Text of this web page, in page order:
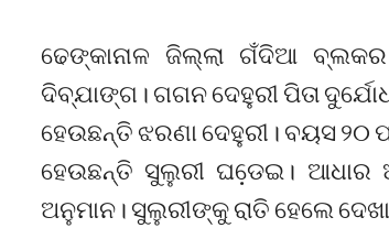
ଢେଙ୍କାନାଳ ଜିଲ୍ଲା ଗଁଦିଆ
ଦିବ୍ଯାଙ୍ଗ। ଗଗନ ଦେହୁରୀ ପିତା
ହେଉଛନ୍ତି ଝରଣା ଦେହୁରୀ। ବୟସ
ହେଉଛନ୍ତି ସୁଲୁରୀ ଘଡେ଼ଇ। ଆଧାର
ଅନୁମାନ। ସୁଲୁରୀଙ୍କୁ ରାତି ହେଲେ ଦେଖା